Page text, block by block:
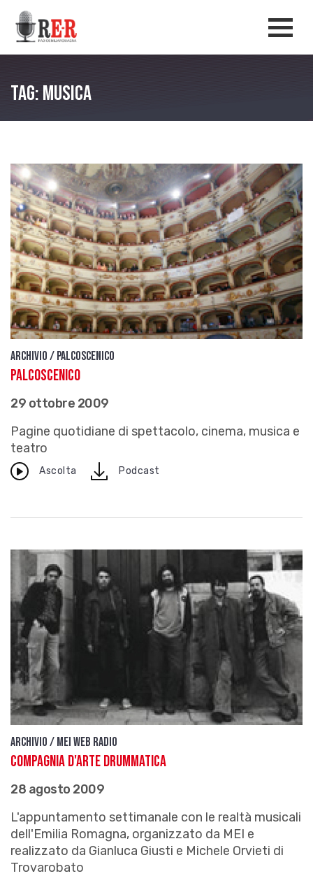
Salta al contenuto principale
Tag: musica
Archivio / Palcoscenico
Palcoscenico
29 ottobre 2009
Pagine quotidiane di spettacolo, cinema, musica e
teatro
Ascolta downloadPodcast
Archivio / Mei Web Radio
Compagnia d'arte drummatica
28 agosto 2009
L'appuntamento settimanale con le realtà musicali
dell'Emilia Romagna, organizzato da MEI e
realizzato da Gianluca Giusti e Michele Orvieti di
Trovarobato